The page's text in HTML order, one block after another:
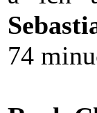
74